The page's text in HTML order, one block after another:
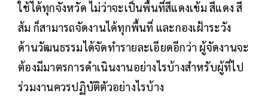
ใช้ได้ทุกจังหวัด ไม่ว่าจะเป็นพื้นที่สีแดงเข้ม สีแดง สี
ส้ม ก็สามารถจัดงานได้ทุกพื้นที่ และกองเฝ้าระวัง
ด้านวัฒนธรรมได้จัดทำรายละเอียดอีกว่า ผู้จัดงานจะ
ต้องมีมาตรการดำเนินงานอย่างไรบ้างสำหรับผู้ที่ไป
ร่วมงานควรปฏิบัติตัวอย่างไรบ้าง